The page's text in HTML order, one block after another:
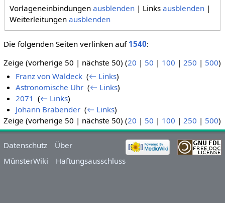
Vorlageneinbindungenausblenden | Linksausblenden |
Weiterleitungenausblenden
Die folgenden Seiten verlinken auf 1540:
Zeige (vorherige 50 | nächste 50) (20 | 50 | 100 | 250 | 500)
Franz von Waldeck ‎(← Links)
Astronomische Uhr ‎(← Links)
2071 ‎(← Links)
Johann Brabender ‎(← Links)
Zeige (vorherige 50 | nächste 50) (20 | 50 | 100 | 250 | 500)
Datenschutz
Über
MünsterWiki
Haftungsausschluss